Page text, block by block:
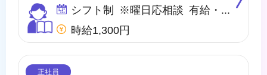
時給1,300円